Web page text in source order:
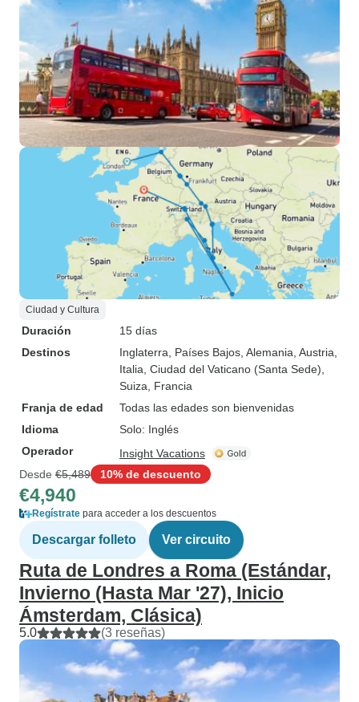
Ciudad y Cultura
Duración
15 días
Destinos
Inglaterra , Países Bajos , Alemania , Austria
Italia , Ciudad del Vaticano (Santa Sede)
Suiza , Francia
Franja de edad
Todas las edades son bienvenidas
Idioma
Solo: Inglés
Operador
Insight Vacations
Desde €5,489 10% de descuento
€4,940
Regístrate para acceder a los descuentos
Descargar folleto Ver circuito
Ruta de Londres a Roma (Estándar,
Invierno (Hasta Mar '27), Inicio
Ámsterdam, Clásica)
5.0 (3 reseñas)